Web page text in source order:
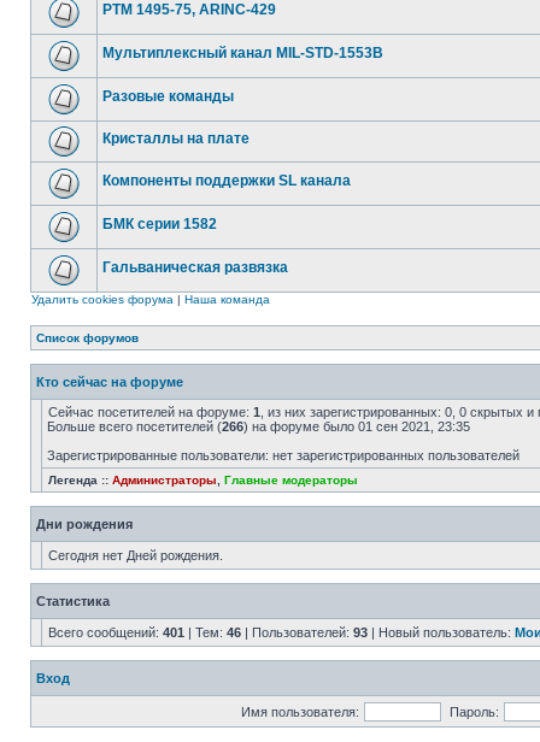
РТМ 1495-75, ARINC-429
Мультиплексный канал MIL-STD-1553B
Разовые команды
Кристаллы на плате
Компоненты поддержки SL канала
БМК серии 1582
Гальваническая развязка
Удалить cookies форума | Наша команда
Список форумов
Кто сейчас на форуме
Сейчас посетителей на форуме: 1 , из них зарегистрированных: 0, 0 скрытых
Больше всего посетителей (266) на форуме было 01 сен 2021, 23:35
Зарегистрированные пользователи: нет зарегистрированных пользователей
Легенда :: Администраторы Главные модераторы
Дни рождения
Сегодня нет Дней рождения.
Статистика
Всего сообщений: 401 | Тем: 46 | Пользователей: 93 | Новый пользователь:
Вход
Имя пользователя: Пароль: